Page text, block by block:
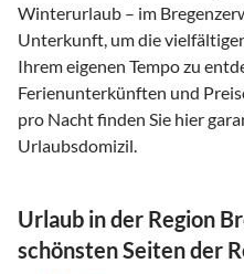
Winterurlaub – im
Unterkunft, um die
Ihrem eigenen Tempo zu
Ferienunterkünften und
pro Nacht finden Sie hier
Urlaubsdomizil.
Urlaub in der Region
schönsten Seiten der